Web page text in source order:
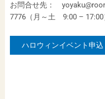
お問合せ先：
7776（月～土 9:00 –
ハロウィンイベント申込